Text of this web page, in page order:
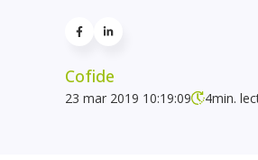
Cofide
23 mar 2019 10:19:09 4min.